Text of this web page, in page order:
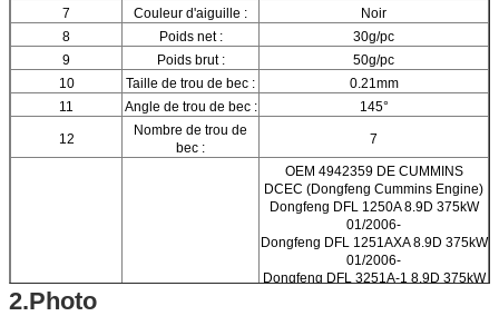
7 Couleur d'aiguille :
Noir
8
Poids net :
30g/pc
9
Poids brut :
50g/pc
10
Taille de trou de bec :
0.21mm
11
Angle de trou de bec : 145°
12
Nombre de trou de
bec :
7
OEM 4942359 DE CUMMINS
DCEC (Dongfeng Cummins Engine)
Dongfeng DFL 1250A 8.9D 375kW
01/2006-
Dongfeng DFL 1251AXA 8.9D 375kW
01/2006-
Dongfeng DFL 3251A-1 8.9D 375kW
2.Photo